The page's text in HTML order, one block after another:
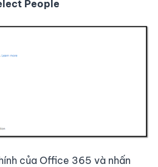
People
của Office 365 và nhấn